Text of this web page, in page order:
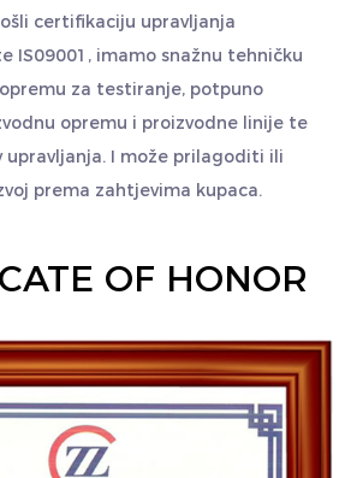
certifikaciju upravljanja
IS09001, imamo snažnu tehničku
za testiranje, potpuno
opremu i proizvodne linije te
upravljanja. I može prilagoditi ili
prema zahtjevima kupaca.
OF HONOR